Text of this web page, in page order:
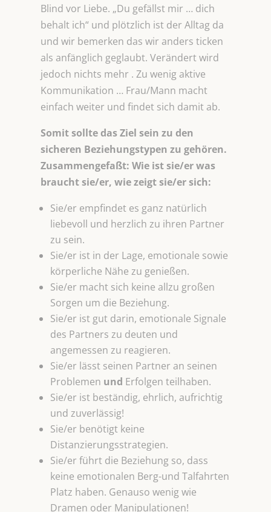
Blind vor Liebe. „Du gefällst mir … dich
behalt ich“ und plötzlich ist der Alltag da
und wir bemerken das wir anders ticken
als anfänglich geglaubt. Verändert wird
jedoch nichts mehr . Zu wenig aktive
Kommunikation … Frau/Mann macht
einfach weiter und findet sich damit ab.
Somit sollte das Ziel sein zu den
sicheren Beziehungstypen zu gehören.
Zusammengefaßt: Wie ist sie/er was
braucht sie/er, wie zeigt sie/er sich:
Sie/er empfindet es ganz natürlich
liebevoll und herzlich zu ihren Partner
zu sein.
Sie/er ist in der Lage, emotionale sowie
körperliche Nähe zu genießen.
Sie/er macht sich keine allzu großen
Sorgen um die Beziehung.
Sie/er ist gut darin, emotionale Signale
des Partners zu deuten und
angemessen zu reagieren.
Sie/er lässt seinen Partner an seinen
Problemen und Erfolgen teilhaben.
Sie/er ist beständig, ehrlich, aufrichtig
und zuverlässig!
Sie/er benötigt keine
Distanzierungsstrategien.
Sie/er führt die Beziehung so, dass
keine emotionalen Berg-und Talfahrten
Platz haben. Genauso wenig wie
Dramen oder Manipulationen!